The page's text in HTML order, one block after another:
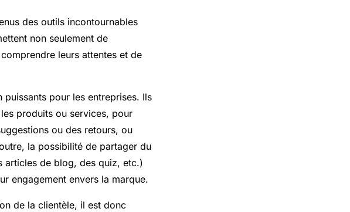
des outils incontournables
non seulement de
leurs attentes et de
pour les entreprises. Ils
produits ou services, pour
ou des retours, ou
la possibilité de partager du
articles de blog, des quiz, etc.)
engagement envers la marque.
de la clientèle, il est donc